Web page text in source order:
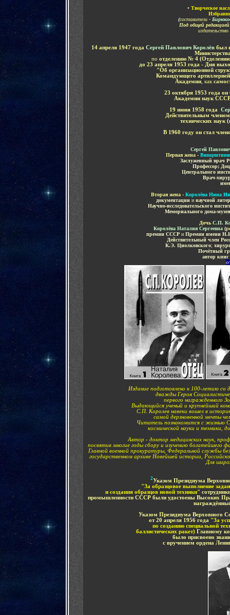
• Творческое
(составители-
Под общей
14 апреля 1947 года Сергей Павлович Королёв был
по отделению № 4 (
до 23 апреля 1953 года - Дня
"Об организационной
Командующего
Академии как
23 октября 1953 года
Академии наук СССР
19 июня1958 года
Действительным
технических наук (
В 1960 году он стал
Сергей
Первая жена -
Заслуженный врач
Профессор;
Центрального
Врач-
Вторая жена - Королёва Нина
документации и научной
Научно-исследовательского
Мемориального дома-
Дочь С.П.
Королёва Наталия Сергеевна (
премии СССРиПремии имени
Действительный член
К.Э. Циолковского;
Почётный
автор книг
Издание подготовлено к 100-летию со
дважды Героя
первого награжденного
Выдающийся ученый и крупнейший
С.П. Королев навеки вошел в
самой дерзновенной мечты
Читатель познакомится с жизнью
космической науки и техники,
Автор - доктор медицинских наук,
посвятив многие годы сбору и изучению богатейшего
Главной военной прокуратуры, Федеральной службы
государственном архиве Новейшей истории,
Для
2Указом Президиума
"За образцовое выполнение
и создания образцов новой техники"
промышленности СССР были удостоены Высоких
Указом Президиума Верховного
от 20 апреля 1956 года "За
по созданию специальной
баллистических ракет)Главному
было присвоено
с вручением ордена